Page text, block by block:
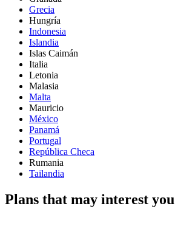
Grecia
Hungría
Indonesia
Islandia
Islas Caimán
Italia
Letonia
Malasia
Malta
Mauricio
México
Panamá
Portugal
República Checa
Rumania
Tailandia
Plans that may interest you